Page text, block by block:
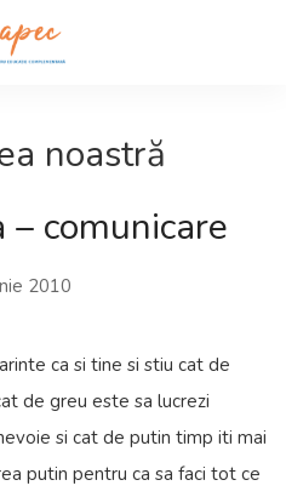
noastră
– comunicare
2010
ca si tine si stiu cat de
de greu este sa lucrezi
si cat de putin timp iti mai
putin pentru ca sa faci tot ce